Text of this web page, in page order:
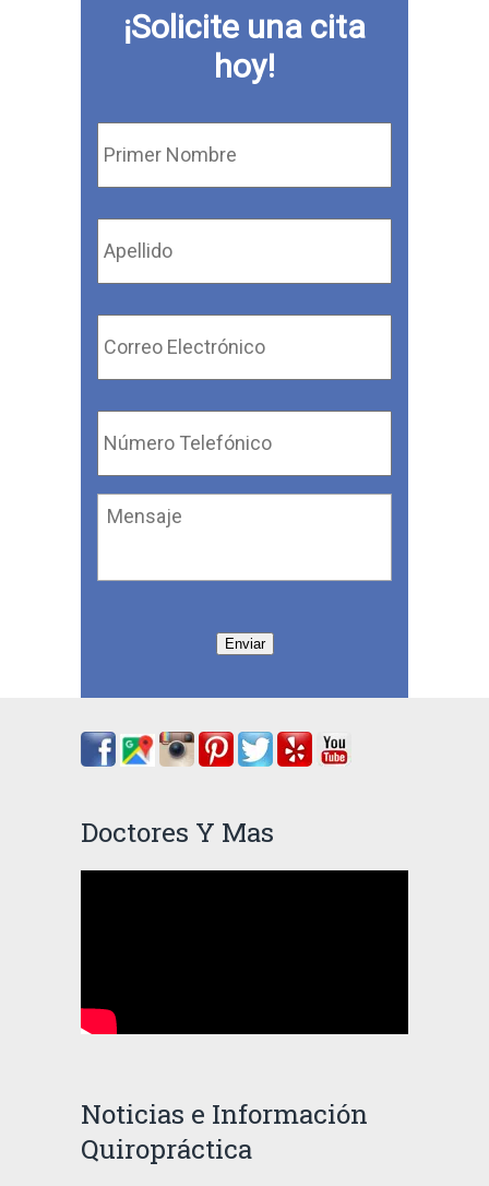
¡Solicite una cita
hoy!
Primer
Nombre
*
Apellido *
Correo
Electrónico
*
Número
Telefónico
Mensaje
Enviar
Doctores Y Mas
Noticias e Información
Quiropráctica